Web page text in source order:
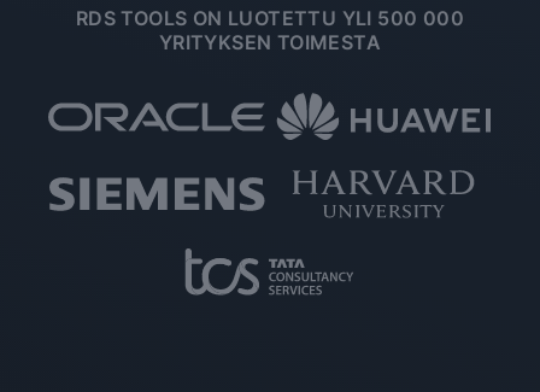
RDS TOOLS ON LUOTETTU YLI 500 000
YRITYKSEN TOIMESTA